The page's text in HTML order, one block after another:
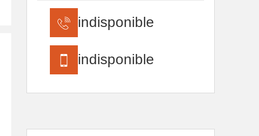
indisponible
indisponible